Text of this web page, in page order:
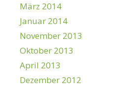
März 2014
Januar 2014
November 2013
Oktober 2013
April 2013
Dezember 2012